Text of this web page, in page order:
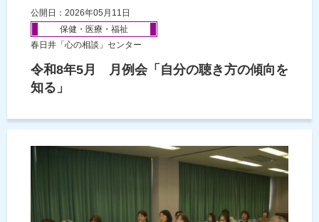
公開日：2026年05月11日
保健・医療・福祉
春日井「心の相談」センター
令和8年5月 月例会「自分の聴き方の傾向を
知る」